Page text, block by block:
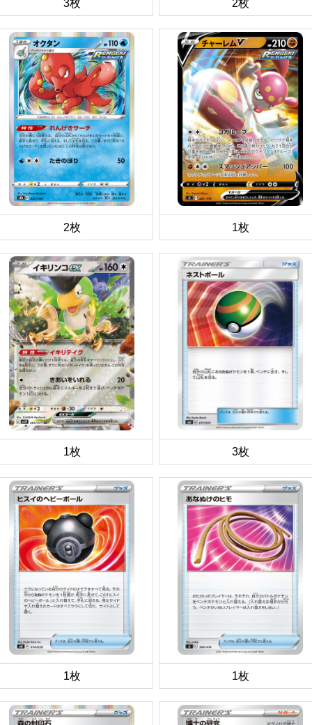
3枚 2枚
2枚 1枚
1枚 3枚
1枚 1枚